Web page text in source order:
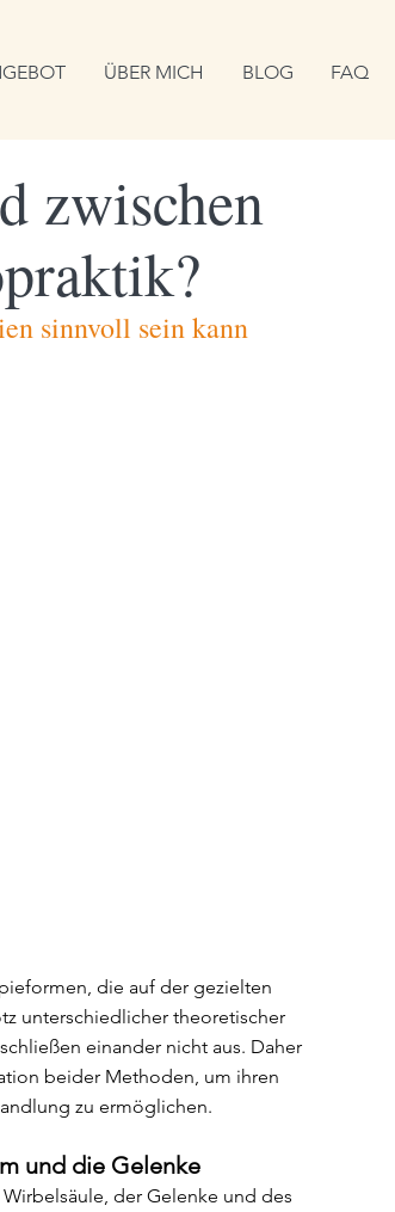
ÜBER MICH BLOG FAQ
zwischen
sinnvoll sein kann
die auf der gezielten
unterschiedlicher theoretischer
einander nicht aus. Daher
beider Methoden, um ihren
zu ermöglichen.
und die Gelenke
der Gelenke und des